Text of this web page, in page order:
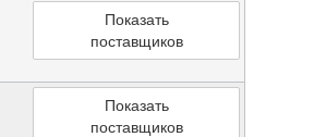
Показать
поставщиков
Показать
поставщиков